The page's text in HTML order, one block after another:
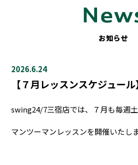
料金
お知らせ
2026.6.24
【７月レッスンスケジュール
swing24/7三宿店では、７月も毎週
マンツーマンレッスンを開催いたしま